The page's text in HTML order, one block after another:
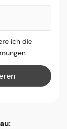
ich die